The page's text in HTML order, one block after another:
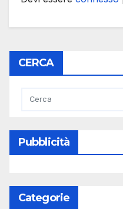
CERCA
Pubblicità
Categorie